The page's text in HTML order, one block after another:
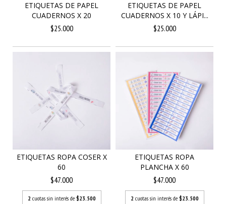
ETIQUETAS DE PAPEL
CUADERNOS X 20
$25.000
ETIQUETAS DE PAPEL
CUADERNOS X 10 Y LÁPI...
$25.000
ETIQUETAS ROPA COSER X
60
$47.000
2 cuotas sin interés de $23.500
ETIQUETAS ROPA
PLANCHA X 60
$47.000
2 cuotas sin interés de $23.500